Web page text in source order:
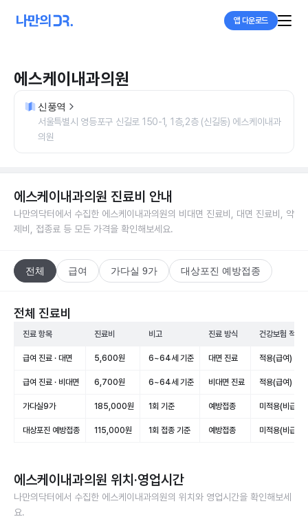
앱 다운로드
에스케이내과의원
신풍역
서울특별시 영등포구 신길로 150-1, 1층,2층 (신길동) 에스케이내과
의원
에스케이내과의원 진료비 안내
나만의닥터에서 수집한 에스케이내과의원의 비대면 진료비, 대면 진료비, 약
제비, 접종료 등 모든 가격을 확인해보세요.
전체 급여 가다실 9가 대상포진 예방접종
전체 진료비
진료 항목 진료비 비고 진료 방식 건강보험 적용
급여 진료 · 대면 5,600원 6~64세 기준 대면 진료 적용(급여)
급여 진료 · 비대면 6,700원 6~64세 기준 비대면 진료 적용(급여)
가다실9가 185,000원 1회 기준 예방접종 미적용(비급여)
대상포진 예방접종 115,000원 1회 접종 기준 예방접종 미적용(비급여)
에스케이내과의원 위치·영업시간
나만의닥터에서 수집한 에스케이내과의원의 위치와 영업시간을 확인해보세
요.